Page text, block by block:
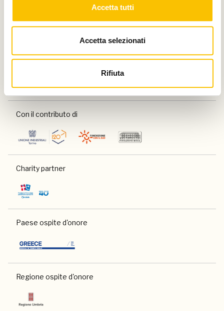
Accetta tutti
Accetta selezionati
Rifiuta
Con il contributo di
Charity partner
Paese ospite d'onore
Regione ospite d'onore